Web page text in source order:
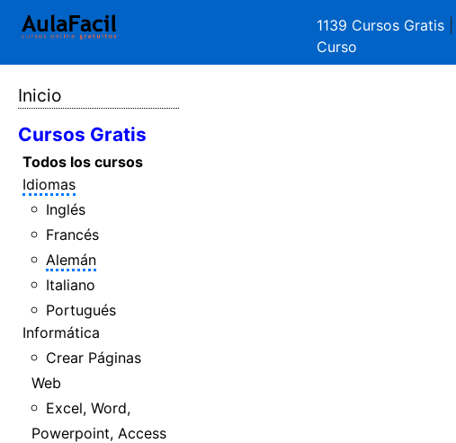
1139 Cursos Gratis
Curso
Inicio
Cursos Gratis
Todos los cursos
Idiomas
Inglés
Francés
Alemán
Italiano
Portugués
Informática
Crear Páginas
Web
Excel, Word,
Powerpoint, Access